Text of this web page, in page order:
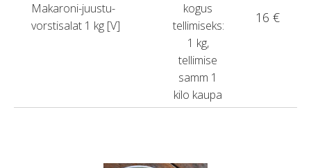
Makaroni-juustu-
vorstisalat 1 kg [V]
kogus
tellimiseks:
1 kg,
tellimise
samm 1
kilo kaupa
16 €